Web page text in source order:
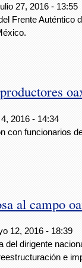
27, 2016 - 13:55
Frente Auténtico
2016 - 14:34
con funcionarios
al campo
12, 2016 - 18:39
del dirigente
e